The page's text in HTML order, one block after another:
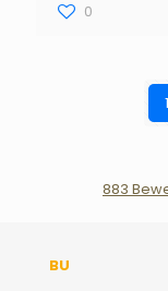
0
1
883
BU